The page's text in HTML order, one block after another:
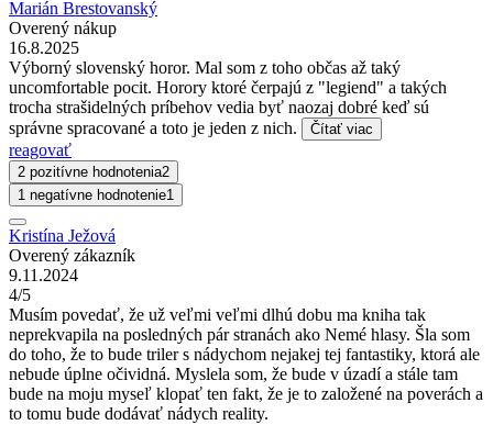
Marián Brestovanský
Overený nákup
16.8.2025
Výborný slovenský horor. Mal som z toho občas až taký
uncomfortable pocit. Horory ktoré čerpajú z "legiend" a takých
trocha strašidelných príbehov vedia byť naozaj dobré keď sú
správne spracované a toto je jeden z nich.
Čítať viac
reagovať
2 pozitívne hodnotenia2
1 negatívne hodnotenie1
Kristína Ježová
Overený zákazník
9.11.2024
4/5
Musím povedať, že už veľmi veľmi dlhú dobu ma kniha tak
neprekvapila na posledných pár stranách ako Nemé hlasy. Šla som
do toho, že to bude triler s nádychom nejakej tej fantastiky, ktorá ale
nebude úplne očividná. Myslela som, že bude v úzadí a stále tam
bude na moju myseľ klopať ten fakt, že je to založené na poverách a
to tomu bude dodávať nádych reality.